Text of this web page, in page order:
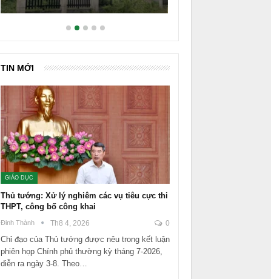
TIN MỚI
GIÁO DỤC
Thủ tướng: Xử lý nghiêm các vụ tiêu cực thi
THPT, công bố công khai
Đinh Thành Th8 4, 2026 0
Chỉ đạo của Thủ tướng được nêu trong kết luận
phiên họp Chính phủ thường kỳ tháng 7-2026,
diễn ra ngày 3-8. Theo…